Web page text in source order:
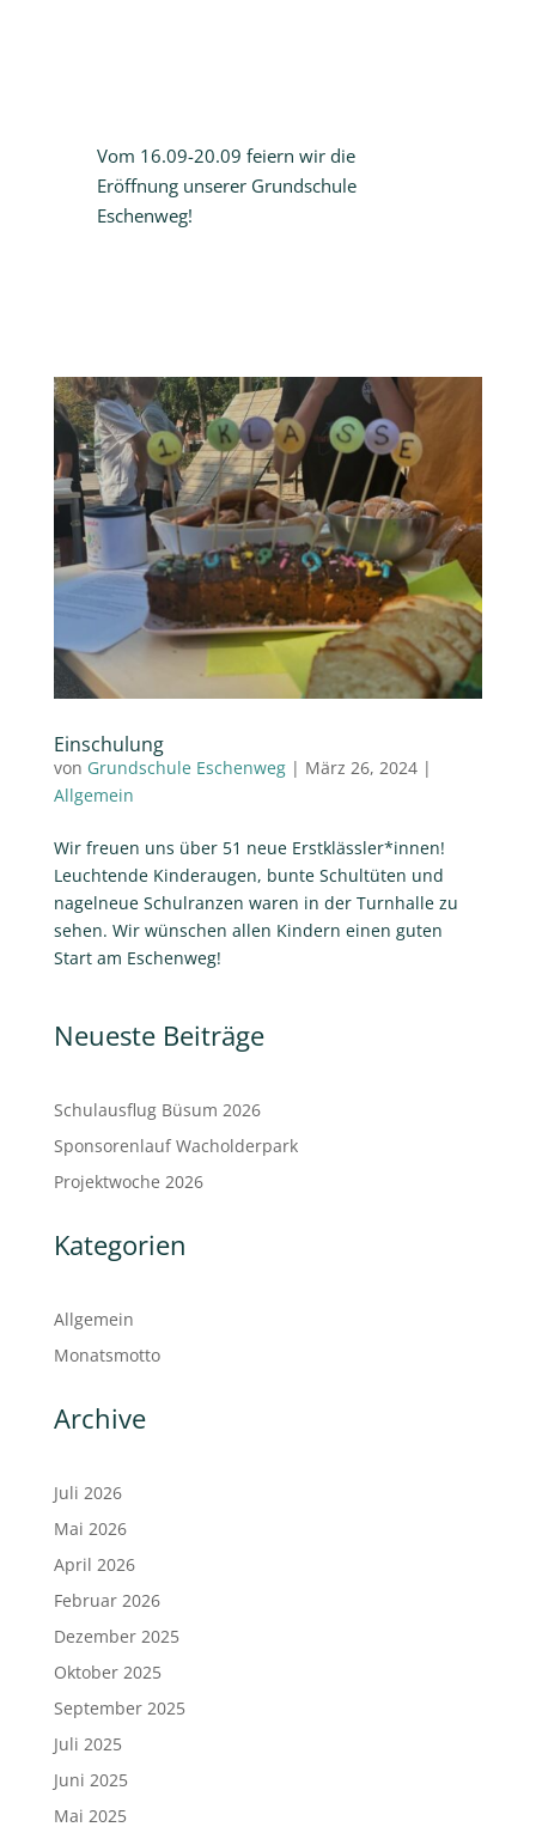
Vom 16.09-20.09 feiern wir die
Eröffnung unserer Grundschule
Eschenweg!
Einschulung
von Grundschule Eschenweg| März 26, 2024|
Allgemein
Wir freuen uns über 51 neue Erstklässler*innen!
Leuchtende Kinderaugen, bunte Schultüten und
nagelneue Schulranzen waren in der Turnhalle zu
sehen. Wir wünschen allen Kindern einen guten
Start am Eschenweg!
Neueste Beiträge
Schulausflug Büsum 2026
Sponsorenlauf Wacholderpark
Projektwoche 2026
Kategorien
Allgemein
Monatsmotto
Archive
Juli 2026
Mai 2026
April 2026
Februar 2026
Dezember 2025
Oktober 2025
September 2025
Juli 2025
Juni 2025
Mai 2025